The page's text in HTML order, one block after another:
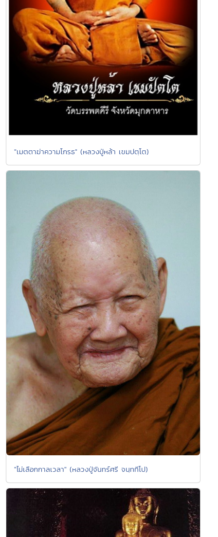
"เมตตาฆ่าความโกรธ" (หลวงปู่หล้า เขมปตฺโต)
"ไม่เลือกกาลเวลา" (หลวงปู่จันทร์ศรี จนฺททีโป)